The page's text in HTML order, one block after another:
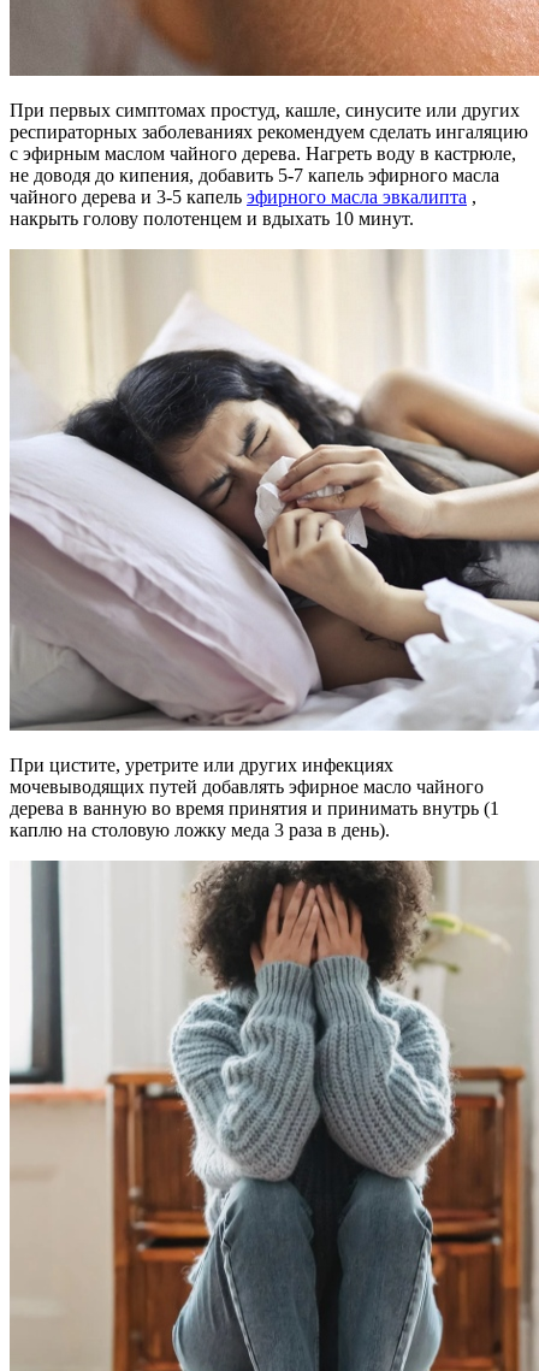
При первых симптомах простуд, кашле, синусите или других
респираторных заболеваниях рекомендуем сделать ингаляцию
с эфирным маслом чайного дерева. Нагреть воду в кастрюле,
не доводя до кипения, добавить 5-7 капель эфирного масла
чайного дерева и 3-5 капель эфирного масла эвкалипта ,
накрыть голову полотенцем и вдыхать 10 минут.
При цистите, уретрите или других инфекциях
мочевыводящих путей добавлять эфирное масло чайного
дерева в ванную во время принятия и принимать внутрь (1
каплю на столовую ложку меда 3 раза в день).